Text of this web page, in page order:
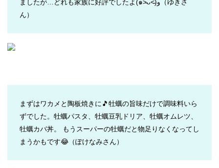
ましたが…どれも家族に好評でしたよ(๑˃̵ᴗ˂̵)و （ゆきさ
ん）
まずはワカメと陶板焼きに🎵牡蠣の旨味だけで調味料いら
ずでした。牡蠣パスタ、牡蠣豆乳ドリア、牡蠣オムレツ、
牡蠣カバ丼。 もうスーパーの牡蠣だと物足りなくなってし
まうかもです😂 （ぽけなみさん）